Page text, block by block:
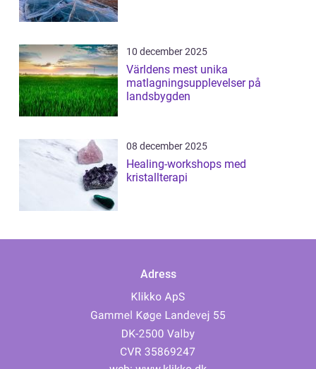
10 december 2025
Världens mest unika
matlagningsupplevelser på
landsbygden
08 december 2025
Healing-workshops med
kristallterapi
Adress